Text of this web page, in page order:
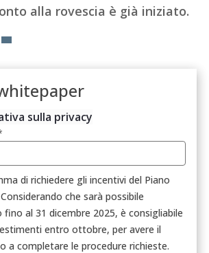
alla rovescia è già iniziato.
sulla privacy
di richiedere gli incentivi del Piano
che sarà possibile
fino al 31 dicembre 2025, è consigliabile
entro ottobre, per avere il
a completare le procedure richieste.